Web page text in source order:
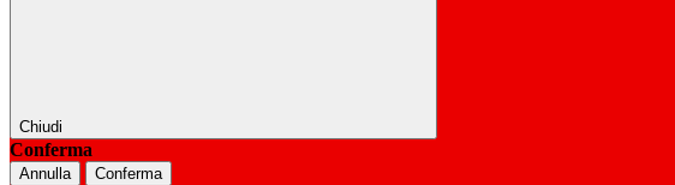
Chiudi
Conferma
Annulla Conferma